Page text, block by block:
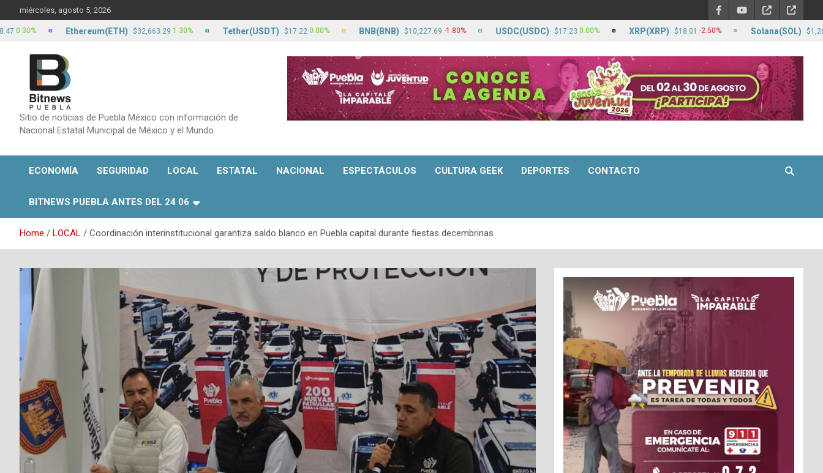
to
content
miércoles, agosto 5, 2026
Sitio de noticias de Puebla México con información de
Nacional Estatal Municipal de México y el Mundo
ECONOMÍA SEGURIDAD LOCAL ESTATAL NACIONAL ESPECTÁCULOS CULTURA GEEK DEPORTES CONTACTO
BITNEWS PUEBLA ANTES DEL 24 06
Home LOCAL Coordinación interinstitucional garantiza saldo blanco en Puebla capital durante fiestas decembrinas
Ethereum(ETH) $32,663.29 1.30% Tether(USDT) $17.22 0.00% BNB(BNB) $10,227.69 -1.80% USDC(USDC) $17.23 0.00% XRP(XRP) $18.01 -2.50% Solana(SOL) $1,265.73 -